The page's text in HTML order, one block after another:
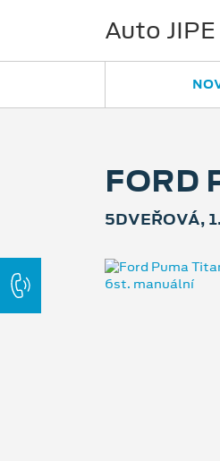
Auto JIPE
FORD
5DVEŘOVÁ,